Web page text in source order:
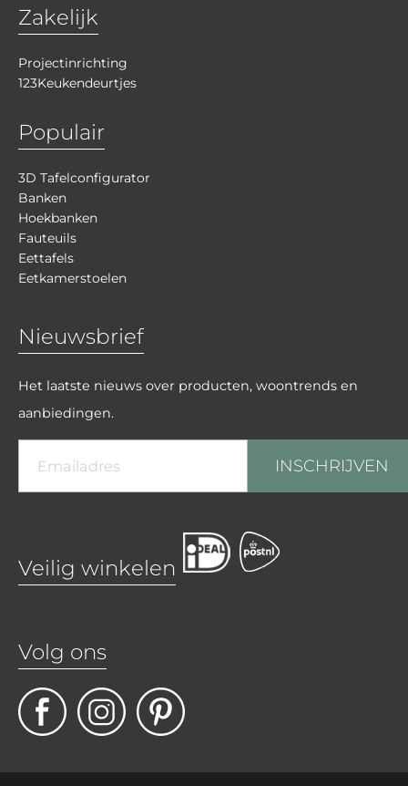
Zakelijk
Projectinrichting
123Keukendeurtjes
Populair
3D Tafelconfigurator
Banken
Hoekbanken
Fauteuils
Eettafels
Eetkamerstoelen
Nieuwsbrief
Het laatste nieuws over producten, woontrends en
aanbiedingen.
INSCHRIJVEN
Veilig winkelen
Volg ons